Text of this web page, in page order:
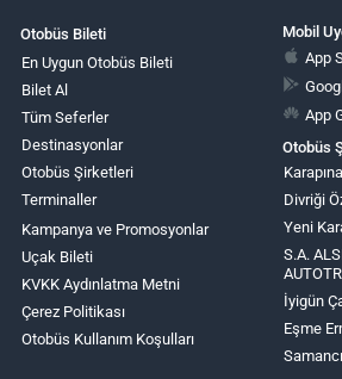
Otobüs Bileti
En Uygun Otobüs Bileti
Bilet Al
Tüm Seferler
Destinasyonlar
Otobüs Şirketleri
Terminaller
Kampanya ve Promosyonlar
Uçak Bileti
KVKK Aydınlatma Metni
Çerez Politikası
Otobüs Kullanım Koşulları
Mobil
App
App
Otobüs
Divriği
Yeni
S.A.
İyigün
Eşme